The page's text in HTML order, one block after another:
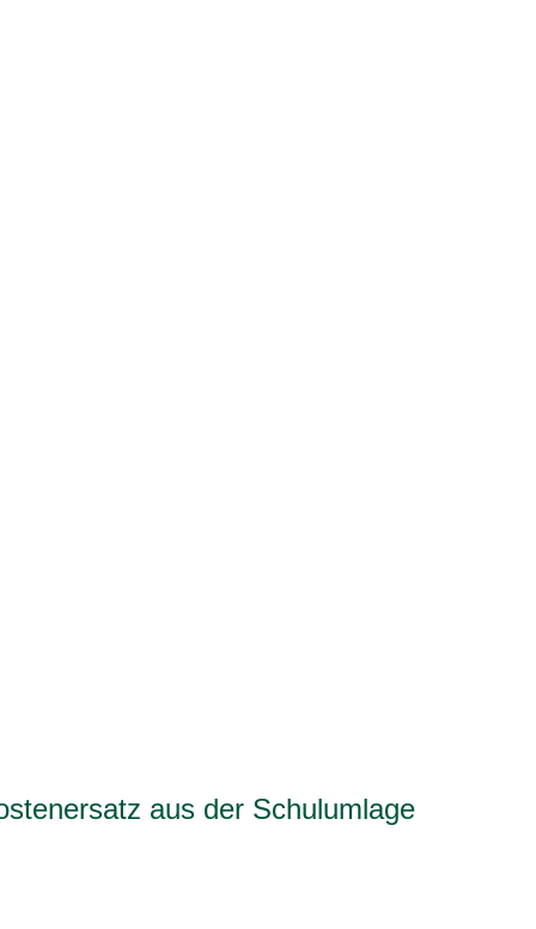
aus der Schulumlage